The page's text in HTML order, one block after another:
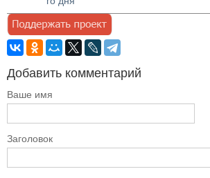
Добавить комментарий
Ваше имя
Заголовок